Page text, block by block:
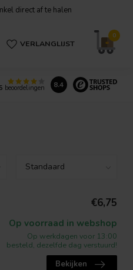
direct af te halen
VERLANGLIJST
0
beoordelingen 8.4
€6,75
Op voorraad in webshop
Op werkdagen voor 13:00
besteld, dezelfde dag verstuurd!
Bekijken